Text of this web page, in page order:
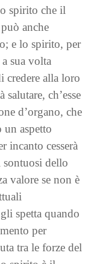
spirito che il
anche
e lo spirito, per
sua volta
credere alla loro
ch’esse
d’organo, che
aspetto
incanto cesserà
dello
valore se non è
spetta quando
per
tra le forze del